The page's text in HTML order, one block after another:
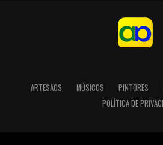
ARTESÃOS MÚSICOS PINTORES
POLÍTICA DE